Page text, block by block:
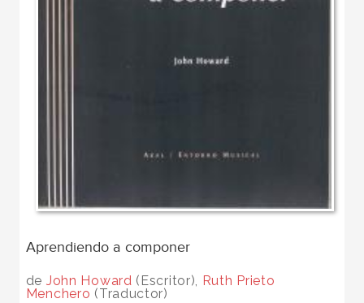
Aprendiendo a componer
de John Howard (Escritor), Ruth Prieto
Menchero (Traductor)